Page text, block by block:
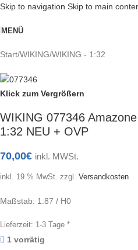
Skip to navigation Skip to main
MENÜ
Start/WIKING/WIKING - 1:32
Klick zum Vergrößern
WIKING 077346
1:32 NEU + OVP
70,00€ inkl. MWSt.
inkl. 19 % MwSt. zzgl. Versandkosten
Maßstab: 1:87 / H0
Lieferzeit: 1-3 Tage *
1 vorrätig